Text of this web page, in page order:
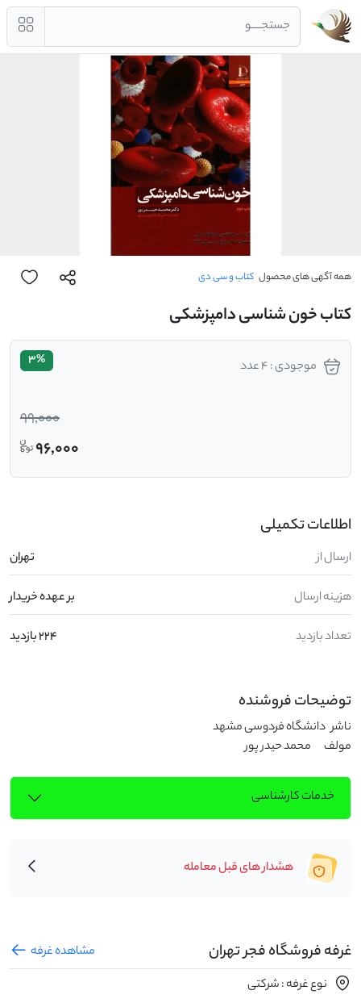
جستجــــو
همه آگهی های محصول کتاب و سی دی
کتاب خون شناسی دامپزشکی
موجودی : 4 عدد 3%
99,000
96,000
اطلاعات تکمیلی
ارسال از تهران
هزینه ارسال بر عهده خریدار
تعداد بازدید 224 بازدید
توضیحات فروشنده
مولف	 محمد حیدر پور
خدمات کارشناسی
هشدار های قبل معامله
غرفه فروشگاه فجر تهران
مشاهده غرفه
نوع غرفه : شرکتی